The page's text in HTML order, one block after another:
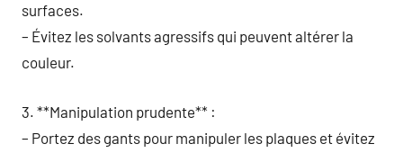
surfaces.
– Évitez les solvants agressifs qui peuvent altérer la
couleur.
3. **Manipulation prudente** :
– Portez des gants pour manipuler les plaques et évitez